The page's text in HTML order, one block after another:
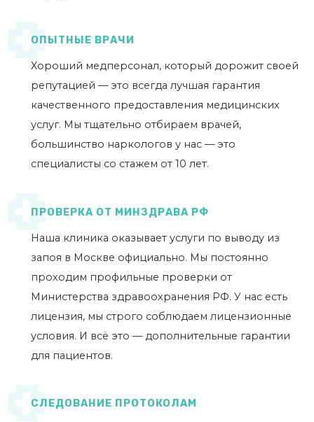
ОПЫТНЫЕ ВРАЧИ
Хороший медперсонал, который дорожит своей
репутацией — это всегда лучшая гарантия
качественного предоставления медицинских
услуг. Мы тщательно отбираем врачей,
большинство наркологов у нас — это
специалисты со стажем от 10 лет.
ПРОВЕРКА ОТ МИНЗДРАВА РФ
Наша клиника оказывает услуги по выводу из
запоя в Москве официально. Мы постоянно
проходим профильные проверки от
Министерства здравоохранения РФ. У нас есть
лицензия, мы строго соблюдаем лицензионные
условия. И всё это — дополнительные гарантии
для пациентов.
СЛЕДОВАНИЕ ПРОТОКОЛАМ